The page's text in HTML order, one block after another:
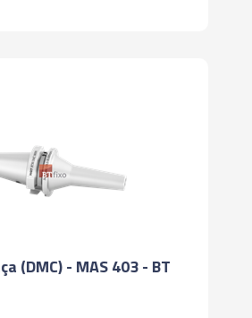
(DMC) - MAS 403 - BT